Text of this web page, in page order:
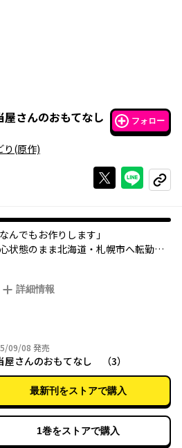
屋さんのおもてなし フォロー
り (原作)
Xで投稿する
ライン
コピー
んでもお作りします」
状態のまま北海道・札幌市へ転勤し
て――？
のお弁当ものがたり完全コミカライ
詳細情報
09/08 2025年09月08日
発売
屋さんのおもてなし （3）
最新刊をストアで購入
1巻をストアで購入